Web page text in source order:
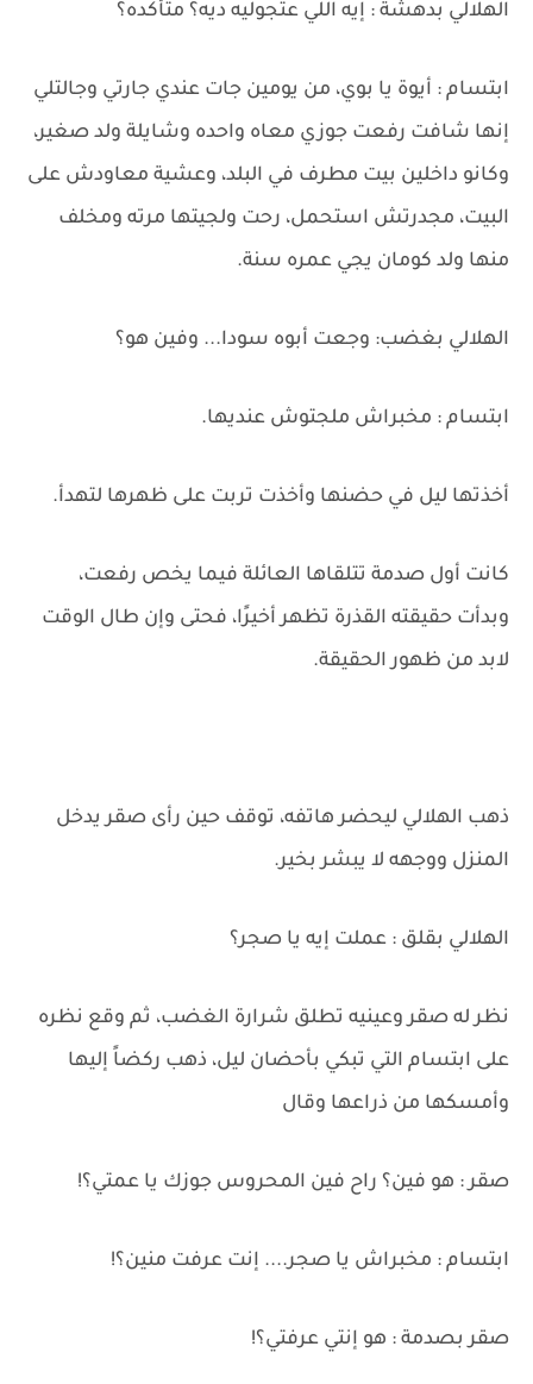
الهلالي بدهشة : إيه اللي عتجوليه ديه؟ متأكده؟
ابتسام : أيوة يا بوي، من يومين جات عندي جارتي وجالتلي
إنها شافت رفعت جوزي معاه واحده وشايلة ولد صغير،
وكانو داخلين بيت مطرف في البلد، وعشية معاودش على
البيت، مجدرتش استحمل، رحت ولجيتها مرته ومخلف
منها ولد كومان يجي عمره سنة.
الهلالي بغضب: وجعت أبوه سودا... وفين هو؟
ابتسام : مخبراش ملجتوش عنديها.
أخذتها ليل في حضنها وأخذت تربت على ظهرها لتهدأ.
كانت أول صدمة تتلقاها العائلة فيما يخص رفعت،
وبدأت حقيقته القذرة تظهر أخيرًا، فحتى وإن طال الوقت
لابد من ظهور الحقيقة.
ذهب الهلالي ليحضر هاتفه، توقف حين رأى صقر يدخل
المنزل ووجهه لا يبشر بخير.
الهلالي بقلق : عملت إيه يا صجر؟
نظر له صقر وعينيه تطلق شرارة الغضب، ثم وقع نظره
على ابتسام التي تبكي بأحضان ليل، ذهب ركضاً إليها
وأمسكها من ذراعها وقال
صقر : هو فين؟ راح فين المحروس جوزك يا عمتي؟!
ابتسام : مخبراش يا صجر.... إنت عرفت منين؟!
صقر بصدمة : هو إنتي عرفتي؟!